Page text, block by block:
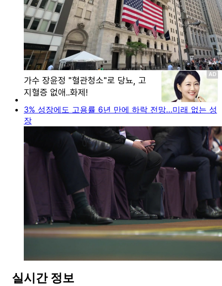
3% 성장에도 고용률 6년 만에 하락 전망…미래 없는 성
장
실시간 정보